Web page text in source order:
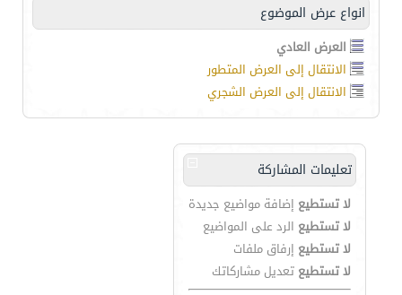
انواع عرض الموضوع
العرض العادي
الانتقال إلى العرض المتطور
الانتقال إلى العرض الشجري
تعليمات المشاركة
لا تستطيع إضافة مواضيع جديدة
لا تستطيع الرد على المواضيع
لا تستطيع إرفاق ملفات
لا تستطيع تعديل مشاركاتك